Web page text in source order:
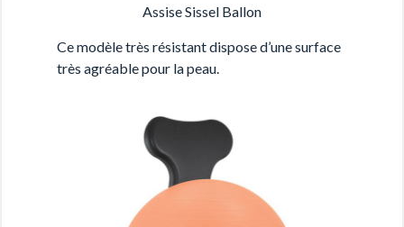
Assise Sissel Ballon
Ce modèle très résistant dispose d’une surface
très agréable pour la peau.